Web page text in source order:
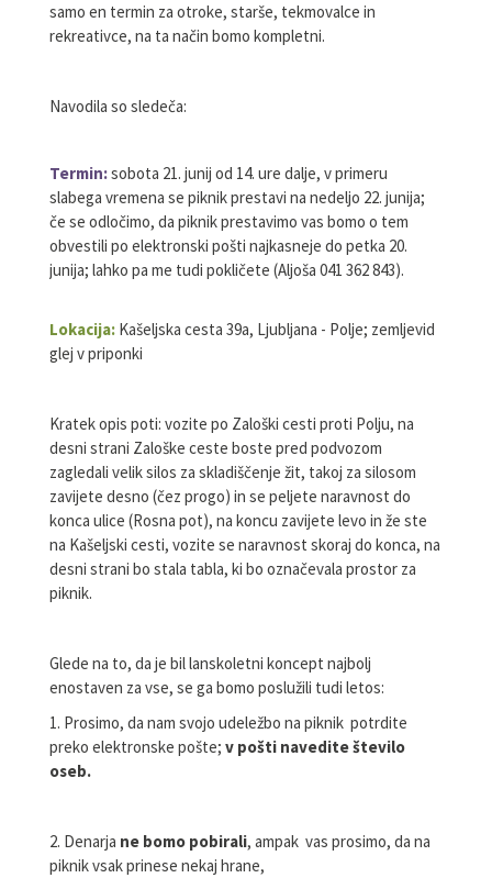
samo en termin za otroke, starše, tekmovalce in
rekreativce, na ta način bomo kompletni.
Navodila so sledeča:
Termin:sobota 21. junij od 14. ure dalje, v primeru
slabega vremena se piknik prestavi na nedeljo 22. junija;
če se odločimo, da piknik prestavimo vas bomo o tem
obvestili po elektronski pošti najkasneje do petka 20.
junija; lahko pa me tudi pokličete (Aljoša 041 362 843).
Lokacija: Kašeljska cesta 39a, Ljubljana - Polje; zemljevid
glej v priponki
Kratek opis poti: vozite po Zaloški cesti proti Polju, na
desni strani Zaloške ceste boste pred podvozom
zagledali velik silos za skladiščenje žit, takoj za silosom
zavijete desno (čez progo) in se peljete naravnost do
konca ulice (Rosna pot), na koncu zavijete levo in že ste
na Kašeljski cesti, vozite se naravnost skoraj do konca, na
desni strani bo stala tabla, ki bo označevala prostor za
piknik.
Glede na to, da je bil lanskoletni koncept najbolj
enostaven za vse, se ga bomo poslužili tudi letos:
1. Prosimo, da nam svojo udeležbo na piknik potrdite
preko elektronske pošte; v pošti navedite število
oseb.
2. Denarja ne bomo pobirali, ampak vas prosimo, da na
piknik vsak prinese nekaj hrane,